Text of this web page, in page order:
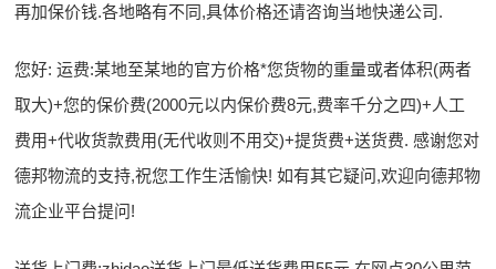
再加保价钱.各地略有不同,具体价格还请咨询当地快递公司.
您好: 运费:某地至某地的官方价格*您货物的重量或者体积(两者
取大)+您的保价费(2000元以内保价费8元,费率千分之四)+人工
费用+代收货款费用(无代收则不用交)+提货费+送货费. 感谢您对
德邦物流的支持,祝您工作生活愉快! 如有其它疑问,欢迎向德邦物
流企业平台提问!